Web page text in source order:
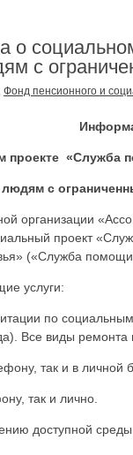
о
с
, Фонд пенсионного и
проекте «Служба
людям с
организации
проект
(«Служба
услуги:
по
Все виды
так и в личной
так и лично.
доступной